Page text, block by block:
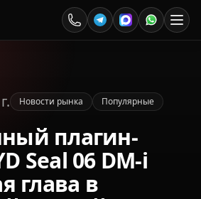
Новости рынка Популярные
плагин-
Seal 06 DM-i
глава в